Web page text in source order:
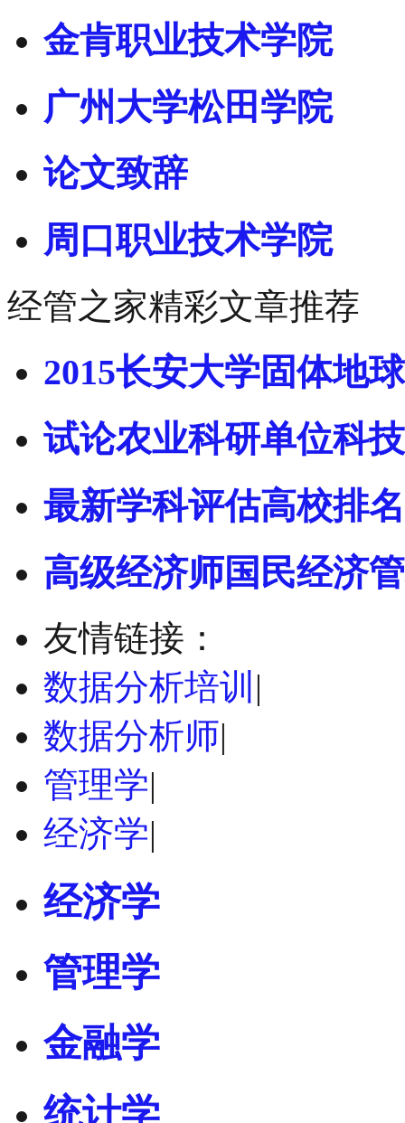
金肯职业技术学院
广州大学松田学院
论文致辞
周口职业技术学院
经管之家精彩文章推荐
2015长安大学固体地球
试论农业科研单位科
最新学科评估高校排
高级经济师国民经济
友情链接：
数据分析培训 |
数据分析师|
管理学|
经济学|
经济学
管理学
金融学
统计学